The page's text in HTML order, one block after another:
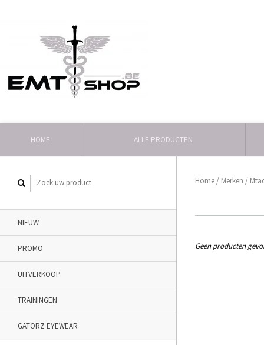
HOME ALLE PRODUCTEN
NIEUW
PROMO
UITVERKOOP
TRAININGEN
GATORZ EYEWEAR
Home / Merken /
Geen producten